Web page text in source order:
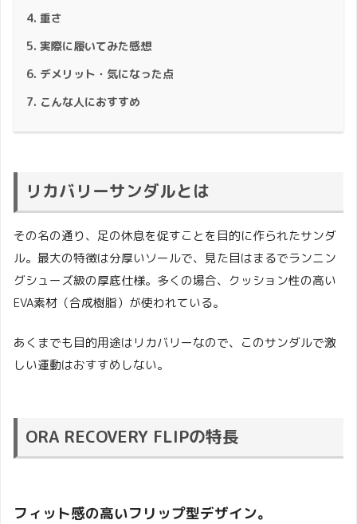
重さ
実際に履いてみた感想
デメリット・気になった点
こんな人におすすめ
リカバリーサンダルとは
その名の通り、足の休息を促すことを目的に作られたサンダ
ル。最大の特徴は分厚いソールで、見た目はまるでランニン
グシューズ級の厚底仕様。多くの場合、クッション性の高い
EVA素材（合成樹脂）が使われている。
あくまでも目的用途はリカバリーなので、このサンダルで激
しい運動はおすすめしない。
ORA RECOVERY FLIPの特長
フィット感の高いフリップ型デザイン。